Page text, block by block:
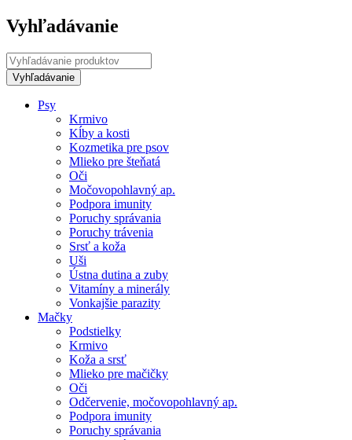
Vyhľadávanie
Psy
Krmivo
Kĺby a kosti
Kozmetika pre psov
Mlieko pre šteňatá
Oči
Močovopohlavný ap.
Podpora imunity
Poruchy správania
Poruchy trávenia
Srsť a koža
Uši
Ústna dutina a zuby
Vitamíny a minerály
Vonkajšie parazity
Mačky
Podstielky
Krmivo
Koža a srsť
Mlieko pre mačičky
Oči
Odčervenie, močovopohlavný ap.
Podpora imunity
Poruchy správania